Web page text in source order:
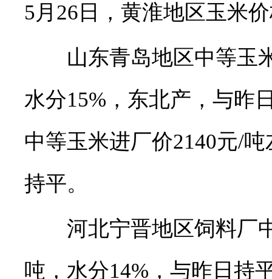
5月26日，黄淮地区玉米
山东青岛地区中等玉米
水分15%，东北产，与昨
中等玉米进厂价2140元/
持平。
河北宁晋地区饲料厂
吨，水分14%，与昨日持